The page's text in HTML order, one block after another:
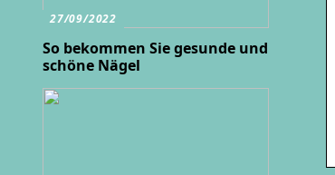
27/09/2022
So bekommen Sie gesunde und
schöne Nägel